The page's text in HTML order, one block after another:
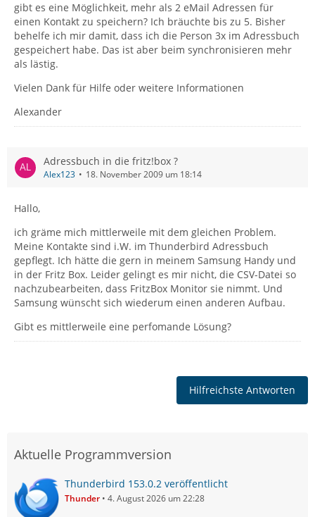
gibt es eine Möglichkeit, mehr als 2 eMail Adressen für
einen Kontakt zu speichern? Ich bräuchte bis zu 5. Bisher
behelfe ich mir damit, dass ich die Person 3x im Adressbuch
gespeichert habe. Das ist aber beim synchronisieren mehr
als lästig.
Vielen Dank für Hilfe oder weitere Informationen
Alexander
Adressbuch in die fritz!box ?
Alex123 18. November 2009 um 18:14
Hallo,
ich gräme mich mittlerweile mit dem gleichen Problem.
Meine Kontakte sind i.W. im Thunderbird Adressbuch
gepflegt. Ich hätte die gern in meinem Samsung Handy und
in der Fritz Box. Leider gelingt es mir nicht, die CSV-Datei so
nachzubearbeiten, dass FritzBox Monitor sie nimmt. Und
Samsung wünscht sich wiederum einen anderen Aufbau.
Gibt es mittlerweile eine perfomande Lösung?
Hilfreichste Antworten
Aktuelle Programmversion
Thunderbird 153.0.2 veröffentlicht
Thunder 4. August 2026 um 22:28